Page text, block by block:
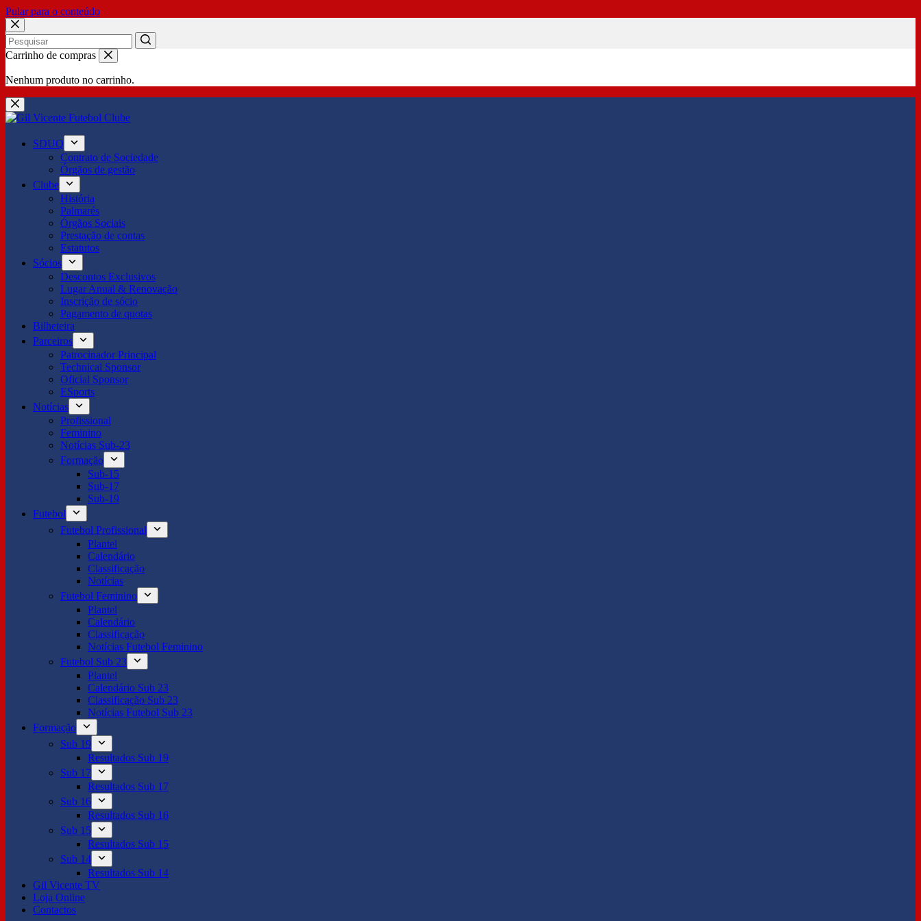
Pular para o conteúdo
No
Carrinho de compras
Nenhum produto no carrinho.
SDUQ
Contrato de Sociedade
Órgãos de gestão
Clube
História
Palmarés
Órgãos Sociais
Prestação de contas
Estatutos
Sócios
Descontos Exclusivos
Lugar Anual & Renovação
Inscrição de sócio
Pagamento de quotas
Bilheteira
Parceiros
Patrocinador Principal
Technical Sponsor
Oficial Sponsor
ESports
Notícias
Profissional
Feminino
Notícias Sub-23
Formação
Sub-15
Sub-17
Sub-19
Futebol
Futebol Profissional
Plantel
Calendário
Classificação
Notícias
Futebol Feminino
Plantel
Calendário
Classificação
Notícias Futebol Feminino
Futebol Sub 23
Plantel
Calendário Sub 23
Classificação Sub 23
Notícias Futebol Sub 23
Formação
Sub 19
Resultados Sub 19
Sub 17
Resultados Sub 17
Sub 16
Resultados Sub 16
Sub 15
Resultados Sub 15
Sub 14
Resultados Sub 14
Gil Vicente TV
Loja Online
Contactos